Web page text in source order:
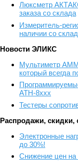
Люксметр
заказа со склада
Измеритель-
наличии со
Новости ЭЛИКС
Мультиметр
который всегда
АТН-8ххх
Тестеры
Распродажи, скидки,
Электронные
до 30%!
Снижение цен на